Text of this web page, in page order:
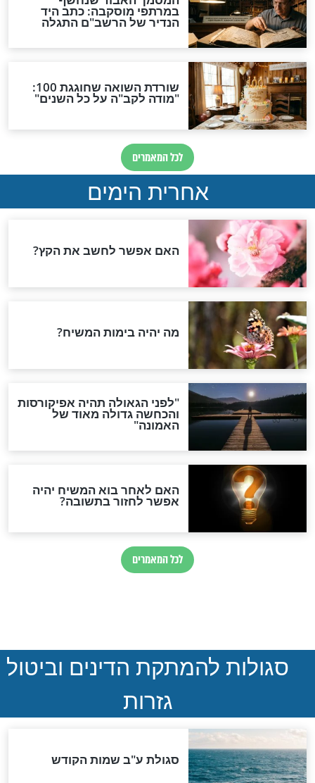
עצות מיוחדות
כבור הדור
שהוא מחזיק אותך?
הראשון. לך יש
בעולם. למצוא
שלי זה לא
ראש השנה
מה אתה רוצה מה' השנה
חדשות יהדות
הותר לפרסום: לוחמי מילואים
נהרגו בדרום לבנון
ההסכם החשאי של טראמפ
ואיראן: בלי שקיפות ועם הרבה
סימני שאלה
במרתפי מוסקבה: כתב היד
הנדיר של הרשב"ם התגלה
"מודה לקב"ה על כל השנים"